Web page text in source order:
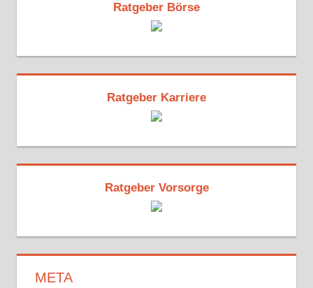
Ratgeber Börse
Ratgeber Karriere
Ratgeber Vorsorge
META